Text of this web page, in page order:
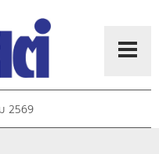
2569